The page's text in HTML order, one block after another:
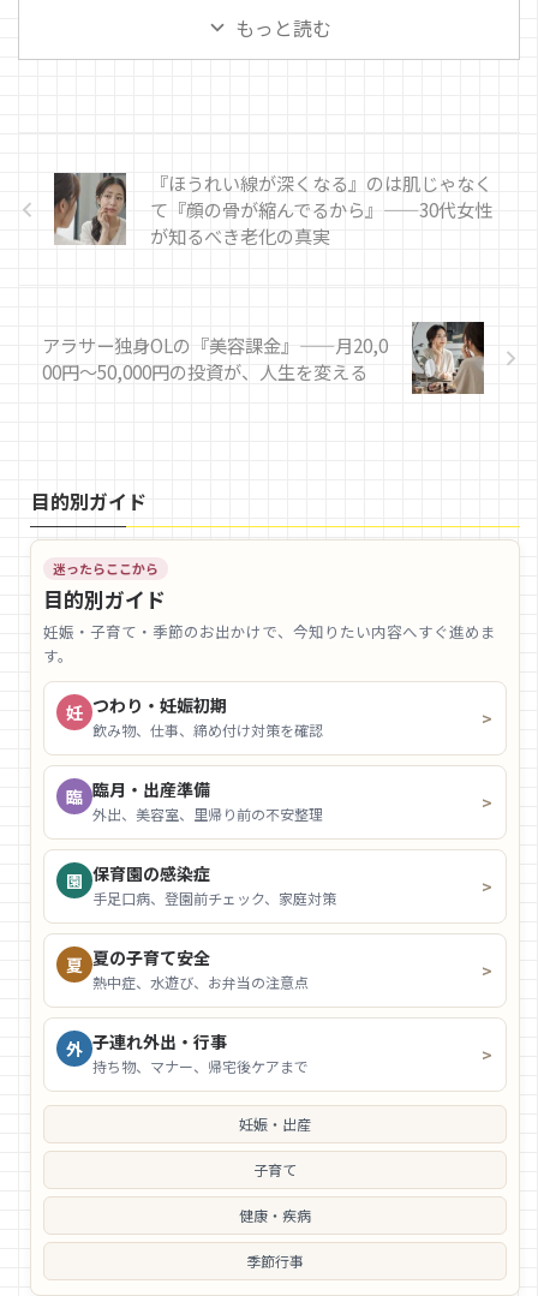
もっと読む
『ほうれい線が深くなる』のは肌じゃなく
て『顔の骨が縮んでるから』——30代女性
が知るべき老化の真実
アラサー独身OLの『美容課金』——月20,0
00円～50,000円の投資が、人生を変える
目的別ガイド
迷ったらここから
目的別ガイド
妊娠・子育て・季節のお出かけで、今知りたい内容へすぐ進めま
す。
妊 つわり・妊娠初期
飲み物、仕事、締め付け対策を確認 >
臨 臨月・出産準備
外出、美容室、里帰り前の不安整理 >
園 保育園の感染症
手足口病、登園前チェック、家庭対策 >
夏 夏の子育て安全
熱中症、水遊び、お弁当の注意点 >
外 子連れ外出・行事
持ち物、マナー、帰宅後ケアまで >
妊娠・出産
子育て
健康・疾病
季節行事